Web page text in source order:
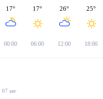
17°
00:00
17°
06:00
26°
12:00
25°
18:00
07 авг